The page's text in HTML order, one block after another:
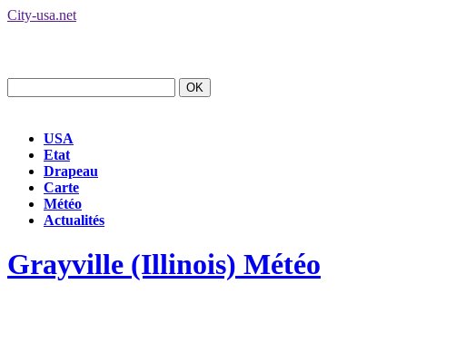
City-usa.net
USA
Etat
Drapeau
Carte
Météo
Actualités
Grayville (Illinois) Météo